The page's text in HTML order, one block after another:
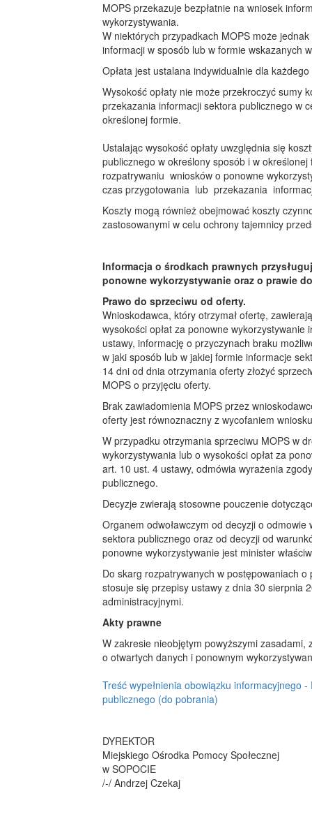
MOPS przekazuje bezpłatnie na wniosek
wykorzystywania.
W niektórych przypadkach MOPS może jednak
informacji w sposób lub w formie wskazanych
Opłata jest ustalana indywidualnie dla
Wysokość opłaty nie może przekroczyć sumy
przekazania informacji sektora publicznego w
określonej formie.
Ustalając wysokość opłaty uwzględnia się
publicznego w określony sposób i w
rozpatrywaniu wniosków o ponowne
czas przygotowania lub przekazania
Koszty mogą również obejmować koszty
zastosowanymi w celu ochrony tajemnicy
Informacja o środkach prawnych
ponowne wykorzystywanie oraz o prawie
Prawo do sprzeciwu od oferty.
Wnioskodawca, który otrzymał ofertę,
wysokości opłat za ponowne
ustawy, informację o przyczynach braku
w jaki sposób lub w jakiej formie informacje
14 dni od dnia otrzymania oferty złożyć
MOPS o przyjęciu oferty.
Brak zawiadomienia MOPS przez
oferty jest równoznaczny z wycofaniem
W przypadku otrzymania sprzeciwu MOPS w
wykorzystywania lub o wysokości opłat za
art. 10 ust. 4 ustawy, odmówia wyrażenia
publicznego.
Decyzje zwierają stosowne pouczenie
Organem odwoławczym od decyzji o
sektora publicznego oraz od decyzji od
ponowne wykorzystywanie jest minister
Do skarg rozpatrywanych w postępowaniach
stosuje się przepisy ustawy z dnia 30 sierpnia
administracyjnymi.
Akty prawne
W zakresie nieobjętym powyższymi
o otwartych danych i ponownym
Treść wypełnienia obowiązku informacyjnego
publicznego (do pobrania)
DYREKTOR
Miejskiego Ośrodka Pomocy Społecznej
w SOPOCIE
/-/ Andrzej